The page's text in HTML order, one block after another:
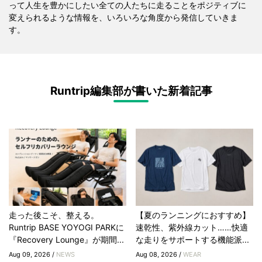
って人生を豊かにしたい全ての人たちに走ることをポジティブに
変えられるような情報を、いろいろな角度から発信していきま
す。
Runtrip編集部が書いた新着記事
走った後こそ、整える。
Runtrip BASE YOYOGI PARKに
『Recovery Lounge』が期間...
Aug 09, 2026 / NEWS
【夏のランニングにおすすめ】
速乾性、紫外線カット……快適
な走りをサポートする機能派...
Aug 08, 2026 /WEAR